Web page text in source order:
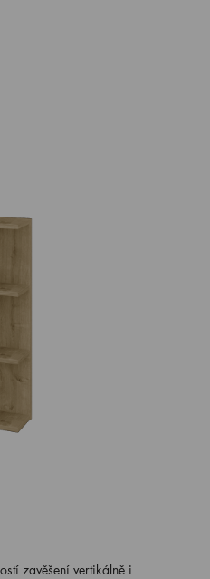
zavěšení vertikálně i